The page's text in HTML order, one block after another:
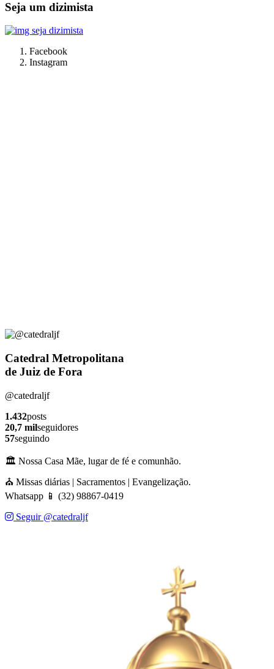
Seja um dizimista
Facebook
Instagram
Catedral Metropolitana
de Juiz de Fora
@catedraljf
1.432posts
20,7 milseguidores
57seguindo
🏛️ Nossa Casa Mãe, lugar de fé e comunhão.
⛪ Missas diárias | Sacramentos | Evangelização.
Whatsapp 📱 (32) 98867-0419
Seguir @catedraljf